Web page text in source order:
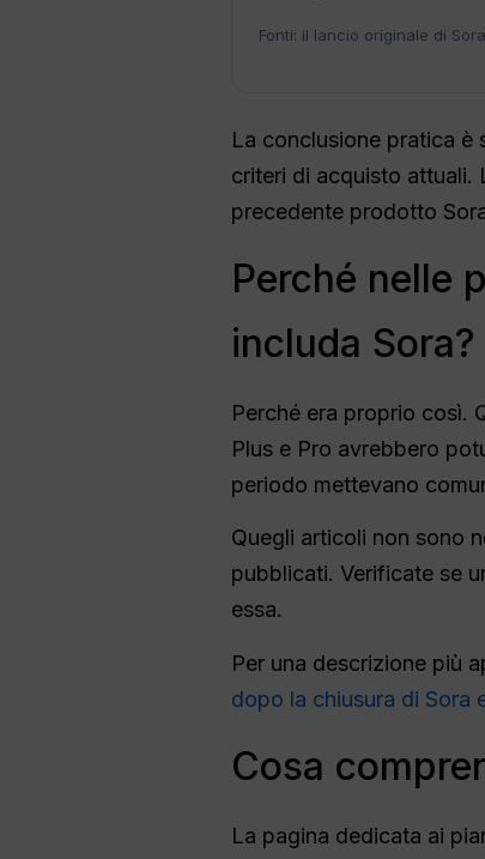
Fonti: il lancio originale di
La conclusione pratica è
criteri di acquisto attuali.
precedente prodotto
Perché nelle
includa Sora?
Perché era proprio così.
Plus e Pro avrebbero
periodo mettevano
Quegli articoli non sono
pubblicati. Verificate se
essa.
Per una descrizione più
dopo la chiusura di Sora
Cosa
La pagina dedicata ai